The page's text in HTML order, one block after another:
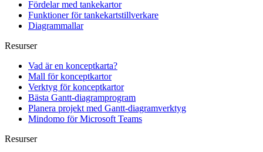
Fördelar med tankekartor
Funktioner för tankekartstillverkare
Diagrammallar
Resurser
Vad är en konceptkarta?
Mall för konceptkartor
Verktyg för konceptkartor
Bästa Gantt-diagramprogram
Planera projekt med Gantt-diagramverktyg
Mindomo för Microsoft Teams
Resurser